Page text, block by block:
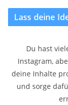
Lass deine
Du hast
Instagram,
deine Inhalte
und sorge